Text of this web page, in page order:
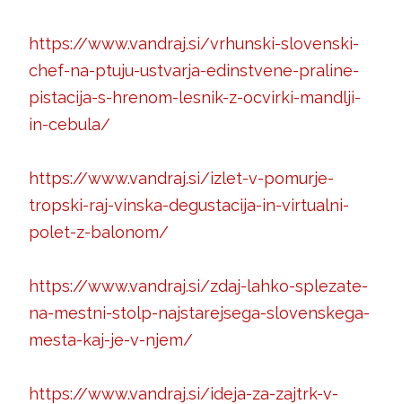
https://www.vandraj.si/vrhunski-slovenski-
chef-na-ptuju-ustvarja-edinstvene-praline-
pistacija-s-hrenom-lesnik-z-ocvirki-mandlji-
in-cebula/
https://www.vandraj.si/izlet-v-pomurje-
tropski-raj-vinska-degustacija-in-virtualni-
polet-z-balonom/
https://www.vandraj.si/zdaj-lahko-splezate-
na-mestni-stolp-najstarejsega-slovenskega-
mesta-kaj-je-v-njem/
https://www.vandraj.si/ideja-za-zajtrk-v-